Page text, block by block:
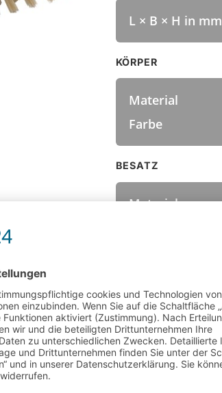
L × B × H in mm
KÖRPER
Material
Farbe
BESATZ
Material
Härte
Farbe
TEMPERATUR